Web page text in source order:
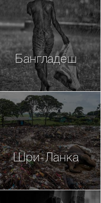
Бангладеш
Шри-Ланка